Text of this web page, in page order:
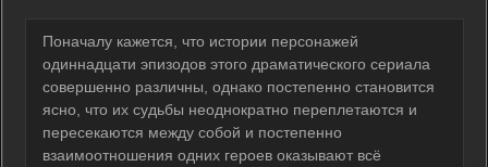
Поначалу кажется, что истории персонажей
одиннадцати эпизодов этого драматического сериала
совершенно различны, однако постепенно становится
ясно, что их судьбы неоднократно переплетаются и
пересекаются между собой и постепенно
взаимоотношения одних героев оказывают всё